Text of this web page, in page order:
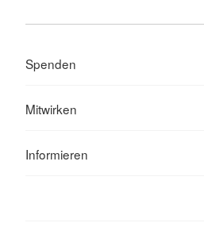
Spenden
Mitwirken
Informieren